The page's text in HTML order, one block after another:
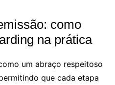
como
na prática
um abraço respeitoso
que cada etapa